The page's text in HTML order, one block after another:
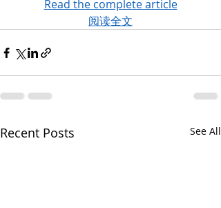
Read the complete article
阅读全文
Recent Posts See All